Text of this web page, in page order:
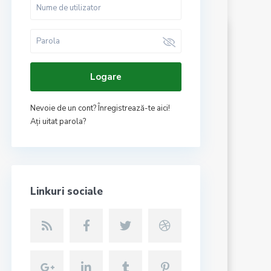
Logare
Nevoie de un cont? Înregistrează-te aici!
Aţi uitat parola?
Linkuri sociale
Ultimele anunturi